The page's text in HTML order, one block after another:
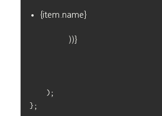
{item.name}
};